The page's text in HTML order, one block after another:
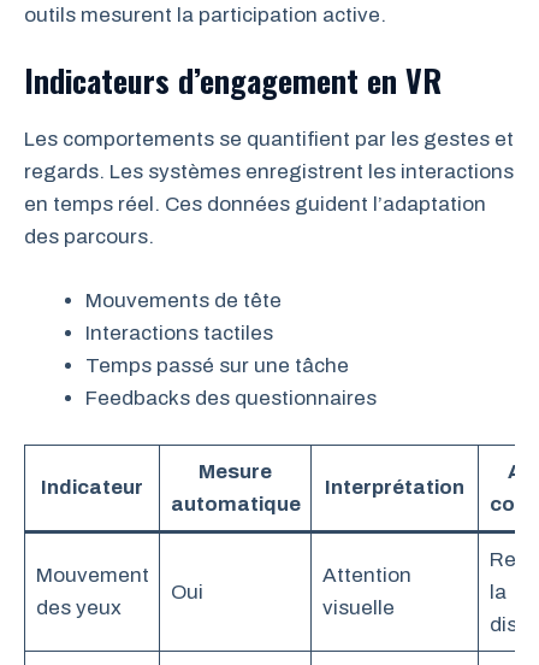
outils mesurent la participation active.
Indicateurs d’engagement en VR
Les comportements se quantifient par les gestes et
regards. Les systèmes enregistrent les interactions
en temps réel. Ces données guident l’adaptation
des parcours.
Mouvements de tête
Interactions tactiles
Temps passé sur une tâche
Feedbacks des questionnaires
Indicateur
Mesure
automatique
Interprétation
Mouvement
des yeux
Oui
Attention
visuelle
la